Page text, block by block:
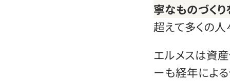
寧なものづく
超えて多くの
エルメスは資産
ーも経年によ